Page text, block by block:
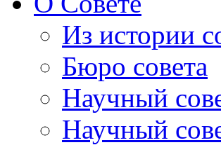
Из истории
Бюро совета
Научный
Научный